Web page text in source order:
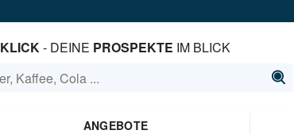
KLICK- DEINE PROSPEKTE IM BLICK
ANGEBOTE